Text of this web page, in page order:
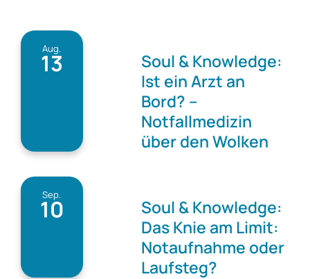
Aug.
13
Soul & Knowledge:
Ist ein Arzt an
Bord? –
Notfallmedizin
über den Wolken
Sep.
10
Soul & Knowledge:
Das Knie am Limit:
Notaufnahme oder
Laufsteg?